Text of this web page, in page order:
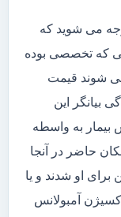
می شوید که
که تخصصی بوده
شوند قیمت
بیانگر این
بیمار به واسطه
حاضر در آنجا
برای او شدند و یا
آمبولانس